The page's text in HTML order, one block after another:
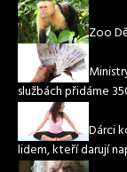
Zoo
službách přidáme
Dárci
lidem, kteří darují